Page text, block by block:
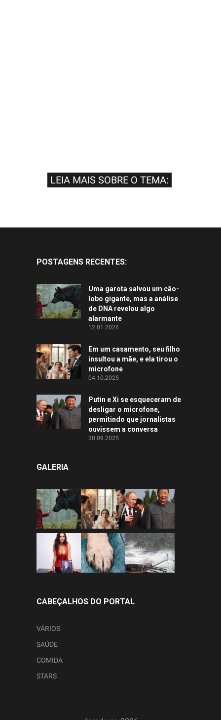
LEIA MAIS SOBRE O TEMA:
POSTAGENS RECENTES:
Uma garota salvou um cão-
lobo gigante, mas a análise
de DNA revelou algo
alarmante
12.01.2026
Em um casamento, seu filho
insultou a mãe, e ela tirou o
microfone
04.10.2025
Putin e Xi se esqueceram de
desligar o microfone,
permitindo que jornalistas
ouvissem a conversa
30.09.2025
GALERIA
CABEÇALHOS DO PORTAL
VÁRIOS
SAÚDE
COMIDA
STARS